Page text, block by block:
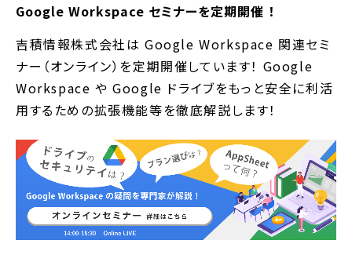
Google Workspace セミナーを定期開催 ！
吉積情報株式会社は Google Workspace 関連セミ
ナー（オンライン）を定期開催しています！ Google
Workspace や Google ドライブをもっと安全に利活
用するための拡張機能等を徹底解説します！